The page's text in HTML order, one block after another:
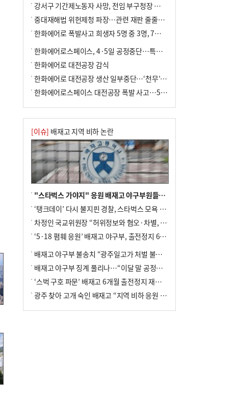
강서구 기간제노동자 사망, 전임 부구청장 檢 송치
중대재해법 위헌제청 파장…관련 재판 줄줄이 브레이크
한화에어로 폭발사고 희생자 5명 중 3명, 7일 영면
한화에어로스페이스, 4·5일 공정중단…특별 안전점검
한화에어로 대전공장 감식
한화에어로 대전공장 생산 일부중단…‘천무’ 수출 비상
한화에어로스페이스 대전공장 폭발 사고…5명 사망·2명 부상(종합)
[이슈] 배재고 지역 비하 논란
"스타벅스 가야지" 응원 배재고 야구부원들, 학교서 징계 처분
‘탱크데이’ 다시 불지핀 경찰, 스타벅스 모욕 혐의 압수수색
차정인 국교위원장 “허위정보와 혐오·차별, 학교 교실까지 유입"
‘5·18 폄훼 응원’ 배재고 야구부, 출전정지 6개월→1개월 감경
배재고 야구부 불송치 “광주일고가 처벌 불원 의사 표해”
배재고 야구부 징계 풀리나…“이달 말 공정위서 재심의”
‘스벅 구호 파문’ 배재고 6개월 출전정지 재심 신청키로
광주 찾아 고개 숙인 배재고 “지역 비하 응원 잘못”(종합)